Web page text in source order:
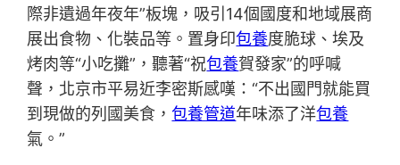
際非遺過年夜年”板塊，吸引14個國度和地域展商
展出食物、化裝品等。置身印包養度脆球、埃及
烤肉等“小吃攤”，聽著“祝包養賀發家”的呼喊
聲，北京市平易近李密斯感嘆：“不出國門就能買
到現做的列國美食，包養管道年味添了洋包養
氣。”